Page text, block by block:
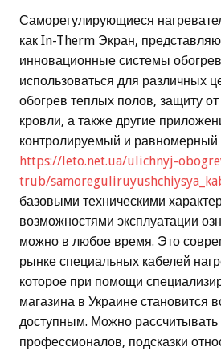
Саморегулирующиеся
как In-Therm Экран,
инновационные системы
использоваться для различных
обогрев теплых полов, защиту
кровли, а также другие
контролируемый и равномерный
https://leto.net.ua/ulichnyj-
trub/
базовыми техническими
возможностями эксплуатации
можно в любое время. Это
рынке специальных кабелей
которое при помощи
магазина в Украине становится
доступным. Можно рассчитывать
профессионалов, подсказки